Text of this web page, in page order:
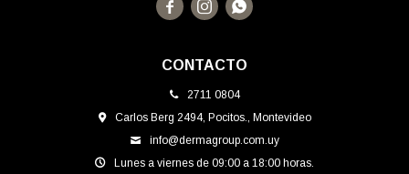
CONTACTO
2711 0804
Carlos Berg 2494, Pocitos., Montevideo
info@dermagroup.com.uy
Lunes a viernes de 09:00 a 18:00 horas.
  